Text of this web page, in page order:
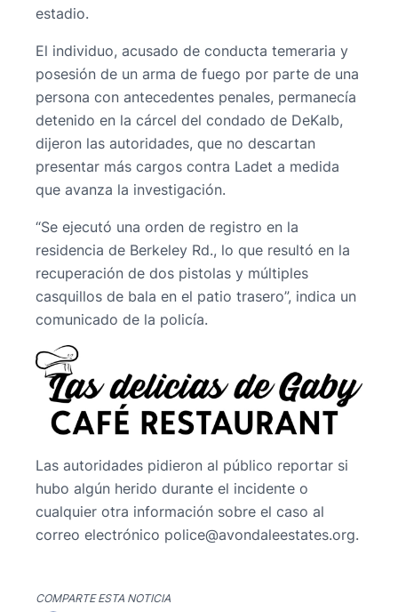
estadio.
El individuo, acusado de conducta temeraria y
posesión de un arma de fuego por parte de una
persona con antecedentes penales, permanecía
detenido en la cárcel del condado de DeKalb,
dijeron las autoridades, que no descartan
presentar más cargos contra Ladet a medida
que avanza la investigación.
“Se ejecutó una orden de registro en la
residencia de Berkeley Rd., lo que resultó en la
recuperación de dos pistolas y múltiples
casquillos de bala en el patio trasero”, indica un
comunicado de la policía.
Las autoridades pidieron al público reportar si
hubo algún herido durante el incidente o
cualquier otra información sobre el caso al
correo electrónico
gro.setatseeladnova
@ecilop .
COMPARTE ESTA NOTICIA